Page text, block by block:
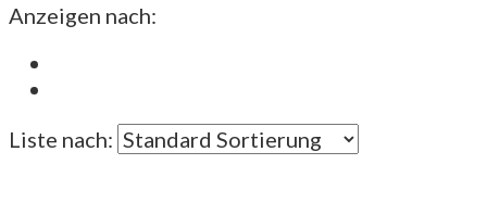
Anzeigen nach:
Liste nach: